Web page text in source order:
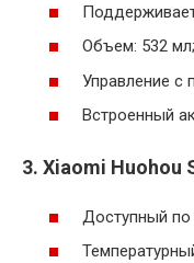
Объем: 532 мл;
Управление с
Встроенный
3. Xiaomi Huohou
Доступный по